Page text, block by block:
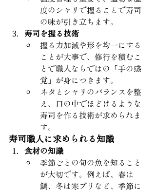
度のシャリで握ることで寿司
の味が引き立ちます。
寿司を握る技術
握る力加減や形を均一にする
ことが大事で、修行を積むこ
とで職人ならではの「手の感
覚」が身につきます。
ネタとシャリのバランスを整
え、口の中でほどけるような
寿司を作る技術が求められま
す。
寿司職人に求められる知識
食材の知識
季節ごとの旬の魚を知ること
が大切です。例えば、春は
鯛、冬は寒ブリなど、季節に